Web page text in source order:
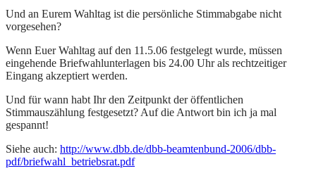
Und an Eurem Wahltag ist die persönliche Stimmabgabe nicht
vorgesehen?
Wenn Euer Wahltag auf den 11.5.06 festgelegt wurde, müssen
eingehende Briefwahlunterlagen bis 24.00 Uhr als rechtzeitiger
Eingang akzeptiert werden.
Und für wann habt Ihr den Zeitpunkt der öffentlichen
Stimmauszählung festgesetzt? Auf die Antwort bin ich ja mal
gespannt!
Siehe auch: http://www.dbb.de/dbb-beamtenbund-2006/dbb-
pdf/briefwahl_betriebsrat.pdf